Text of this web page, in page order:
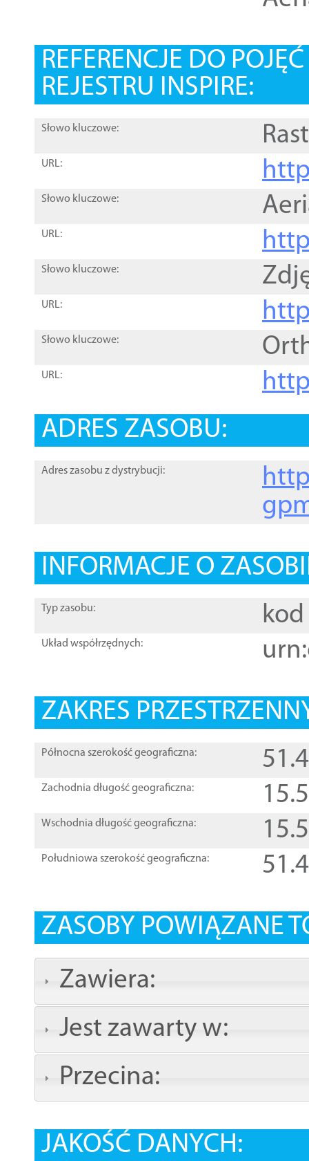
REFERENCJE DO
REJESTRU INSPIRE:
Słowo kluczowe:
URL:
Słowo kluczowe:
URL:
Słowo kluczowe:
URL:
Słowo kluczowe:
URL:
ADRES ZASOBU:
Adres zasobu z dystrybucji:
INFORMACJE O
Typ zasobu: kod
Układ współrzędnych:
ZAKRES
Północna szerokość geograficzna:
Zachodnia długość geograficzna:
Wschodnia długość geograficzna:
Południowa szerokość geograficzna:
ZASOBY POWIĄZANE
Zawiera:
Jest zawarty w:
Przecina:
JAKOŚĆ DANYCH: